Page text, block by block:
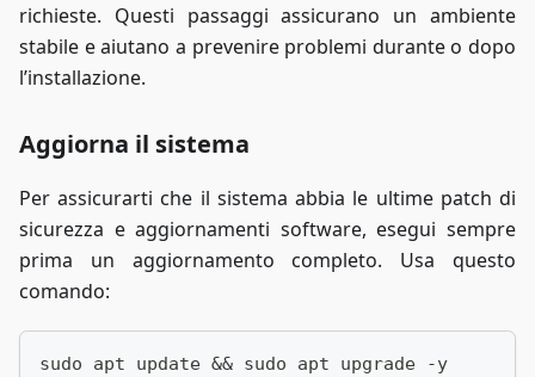
richieste. Questi passaggi assicurano un ambiente
stabile e aiutano a prevenire problemi durante o dopo
l’installazione.
Aggiorna il sistema
Per assicurarti che il sistema abbia le ultime patch di
sicurezza e aggiornamenti software, esegui sempre
prima un aggiornamento completo. Usa questo
comando:
sudo apt update && sudo apt upgrade -y